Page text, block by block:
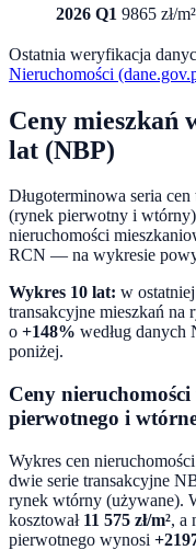
2026 Q1 9865 zł/m²
Ostatnia weryfikacja
Nieruchomości
Ceny mieszkań
lat (NBP)
Długoterminowa seria
(rynek pierwotny i
nieruchomości
RCN — na wykresie
Wykres 10 lat: w
transakcyjne mieszkań
o +148% według danych
poniżej.
Ceny nieruchomości
pierwotnego i
Wykres cen
dwie serie transakcyjne
rynek wtórny (używane).
kosztował 11 575 zł/m², a
pierwotnego wynosi +